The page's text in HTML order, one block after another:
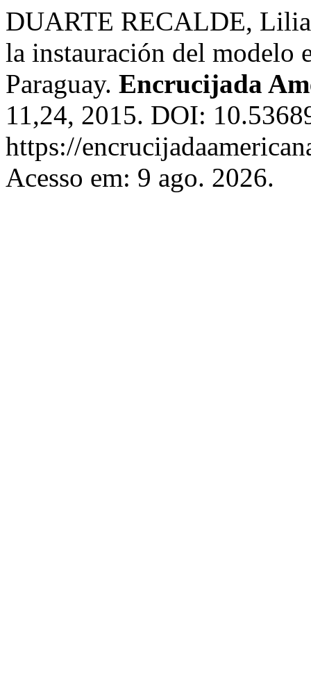
DUARTE RECALDE,
la instauración del modelo
Paraguay. Encrucijada
11,24, 2015. DOI:
https://
Acesso em: 9 ago. 2026.